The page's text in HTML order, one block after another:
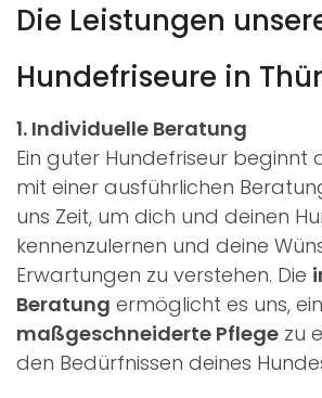
Die Leistungen
Hundefriseure in
1. Individuelle Beratung
Ein guter Hundefriseur beginnt
mit einer ausführlichen
uns Zeit, um dich und deinen
kennenzulernen und deine
Erwartungen zu verstehen. Die
Beratung ermöglicht es uns,
maßgeschneiderte Pflege zu
den Bedürfnissen deines